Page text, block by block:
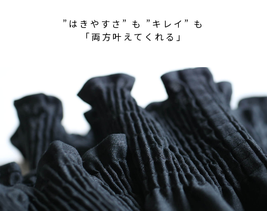
”はきやすさ” も ”キレイ” も
「両方叶えてくれる」